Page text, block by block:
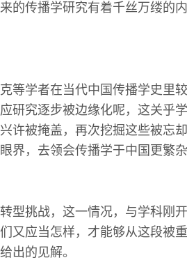
的传播学研究有着千丝万缕的内
等学者在当代中国传播学史里
研究逐步被边缘化呢，这关乎
许被掩盖，再次挖掘这些被忘
界，去领会传播学于中国更繁
型挑战，这一情况，与学科刚
又应当怎样，才能够从这段被
出的见解。